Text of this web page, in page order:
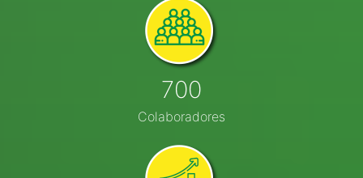
700
Colaboradores